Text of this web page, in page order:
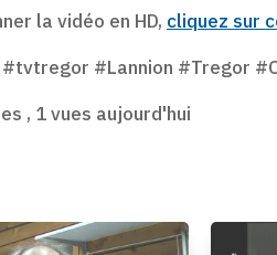
la vidéo en HD, cliquez sur
#tvtregor #Lannion #Tregor
, 1 vues aujourd'hui